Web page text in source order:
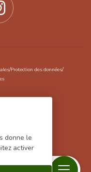
/Protection des données/
donne le
activer